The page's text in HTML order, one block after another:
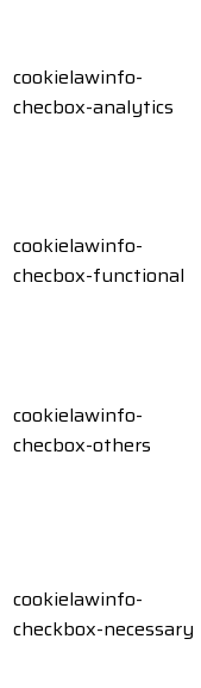
cookielawinfo-
checbox-analytics
cookielawinfo-
checbox-functional
cookielawinfo-
checbox-others
cookielawinfo-
checkbox-necessary